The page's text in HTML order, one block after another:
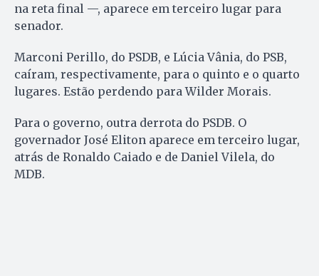
na reta final —, aparece em terceiro lugar para
senador.
Marconi Perillo, do PSDB, e Lúcia Vânia, do PSB,
caíram, respectivamente, para o quinto e o quarto
lugares. Estão perdendo para Wilder Morais.
Para o governo, outra derrota do PSDB. O
governador José Eliton aparece em terceiro lugar,
atrás de Ronaldo Caiado e de Daniel Vilela, do
MDB.